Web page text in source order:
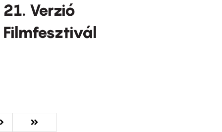
21. Verzió
Filmfesztivál
Utolsó
Utolsó »